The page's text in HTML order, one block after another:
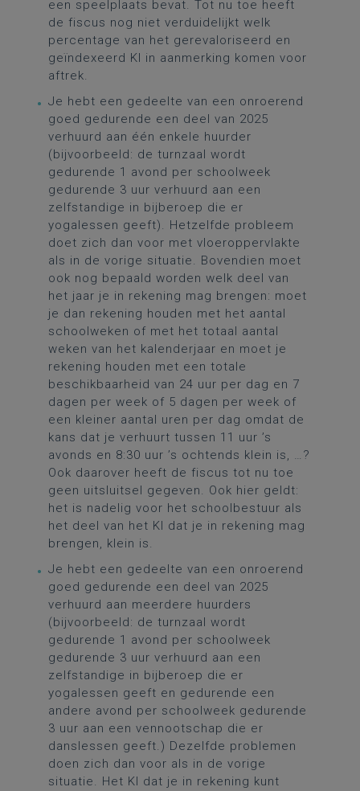
een speelplaats bevat. Tot nu toe heeft
de fiscus nog niet verduidelijkt welk
percentage van het gerevaloriseerd en
geïndexeerd KI in aanmerking komen voor
aftrek.
Je hebt een gedeelte van een onroerend
goed gedurende een deel van 2025
verhuurd aan één enkele huurder
(bijvoorbeeld: de turnzaal wordt
gedurende 1 avond per schoolweek
gedurende 3 uur verhuurd aan een
zelfstandige in bijberoep die er
yogalessen geeft). Hetzelfde probleem
doet zich dan voor met vloeroppervlakte
als in de vorige situatie. Bovendien moet
ook nog bepaald worden welk deel van
het jaar je in rekening mag brengen: moet
je dan rekening houden met het aantal
schoolweken of met het totaal aantal
weken van het kalenderjaar en moet je
rekening houden met een totale
beschikbaarheid van 24 uur per dag en 7
dagen per week of 5 dagen per week of
een kleiner aantal uren per dag omdat de
kans dat je verhuurt tussen 11 uur ’s
avonds en 8:30 uur ’s ochtends klein is, …?
Ook daarover heeft de fiscus tot nu toe
geen uitsluitsel gegeven. Ook hier geldt:
het is nadelig voor het schoolbestuur als
het deel van het KI dat je in rekening mag
brengen, klein is.
Je hebt een gedeelte van een onroerend
goed gedurende een deel van 2025
verhuurd aan meerdere huurders
(bijvoorbeeld: de turnzaal wordt
gedurende 1 avond per schoolweek
gedurende 3 uur verhuurd aan een
zelfstandige in bijberoep die er
yogalessen geeft en gedurende een
andere avond per schoolweek gedurende
3 uur aan een vennootschap die er
danslessen geeft.) Dezelfde problemen
doen zich dan voor als in de vorige
situatie. Het KI dat je in rekening kunt